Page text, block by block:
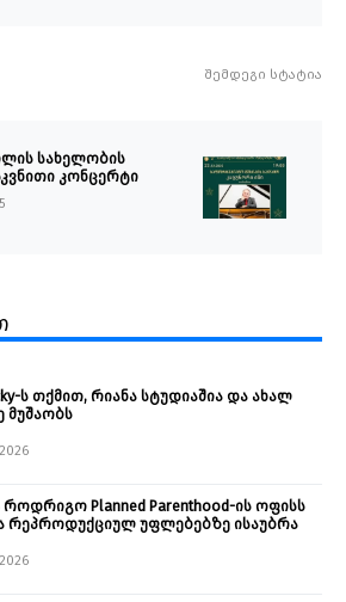
შემდეგი სტატია
სახელობის
კონცერტი
ს თქმით, რიანა სტუდიაშია და ახალ
მუშაობს
Planned Parenthood-ის ოფისს
რეპროდუქციულ უფლებებზე ისაუბრა